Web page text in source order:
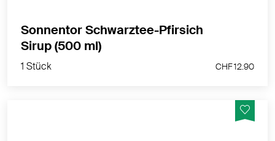
1 Stück
Sonnentor Schwarztee-Pfirsich
Sirup (500 ml)
1 Stück CHF 12.90